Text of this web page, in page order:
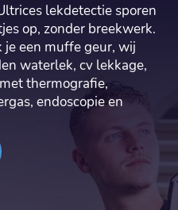
lekdetectie sporen
op, zonder breekwerk.​
een muffe geur, wij
waterlek, cv lekkage,
thermografie,
endoscopie en